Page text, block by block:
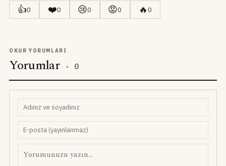
👍0 ❤️0 😢0 😡0 🔥0
OKUR YORUMLARI
Yorumlar · 0